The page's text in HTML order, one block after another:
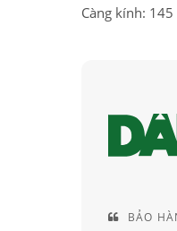
Càng kính: 145